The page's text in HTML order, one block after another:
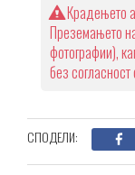
Крадењето
Преземањето
фотографии),
без
СПОДЕЛИ: